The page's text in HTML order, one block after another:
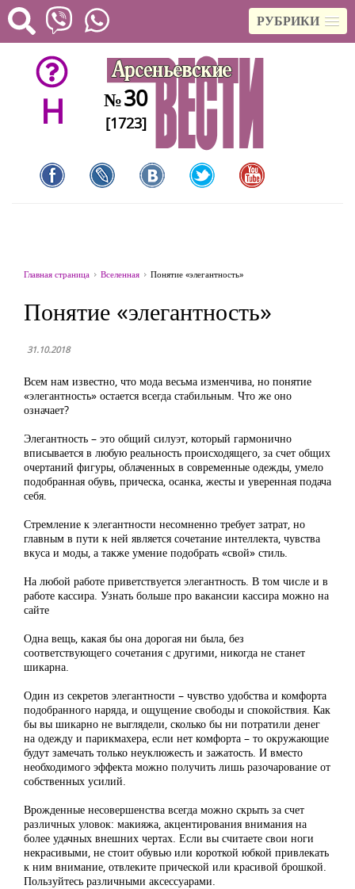
РУБРИКИ
H №30
[1723]
Главная страница Вселенная Понятие «элегантность»
Понятие «элегантность»
31.10.2018
Всем нам известно, что мода весьма изменчива, но понятие
«элегантность» остается всегда стабильным. Что же оно
означает?
Элегантность – это общий силуэт, который гармонично
вписывается в любую реальность происходящего, за счет общих
очертаний фигуры, облаченных в современные одежды, умело
подобранная обувь, прическа, осанка, жесты и уверенная подача
себя.
Стремление к элегантности несомненно требует затрат, но
главным в пути к ней является сочетание интеллекта, чувства
вкуса и моды, а также умение подобрать «свой» стиль.
На любой работе приветствуется элегантность. В том числе и в
работе кассира. Узнать больше про вакансии кассира можно на
сайте
Одна вещь, какая бы она дорогая ни была, без
соответствующего сочетания с другими, никогда не станет
шикарна.
Один из секретов элегантности – чувство удобства и комфорта
подобранного наряда, и ощущение свободы и спокойствия. Как
бы вы шикарно не выглядели, сколько бы ни потратили денег
на одежду и парикмахера, если нет комфорта – то окружающие
будут замечать только неуклюжесть и зажатость. И вместо
необходимого эффекта можно получить лишь разочарование от
собственных усилий.
Врожденные несовершенства всегда можно скрыть за счет
различных уловок: макияжа, акцентирования внимания на
более удачных внешних чертах. Если вы считаете свои ноги
некрасивыми, не стоит обувью или короткой юбкой привлекать
к ним внимание, отвлеките прической или красивой брошкой.
Пользуйтесь различными аксессуарами.